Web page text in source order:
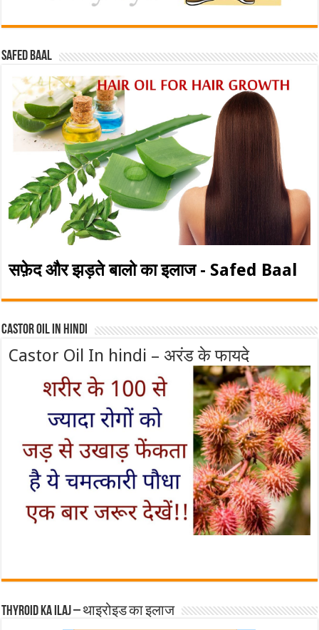
Safed baal
सफ़ेद और झड़ते बालो का इलाज - Safed Baal
Castor Oil In Hindi
Castor Oil In hindi – अरंड के फायदे
Thyroid ka ilaj – थाइरोइड का इलाज